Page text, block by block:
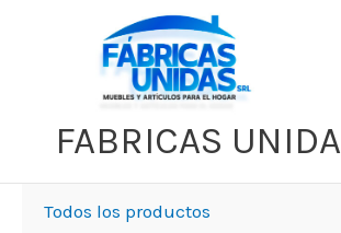
FABRICAS
Todos los productos